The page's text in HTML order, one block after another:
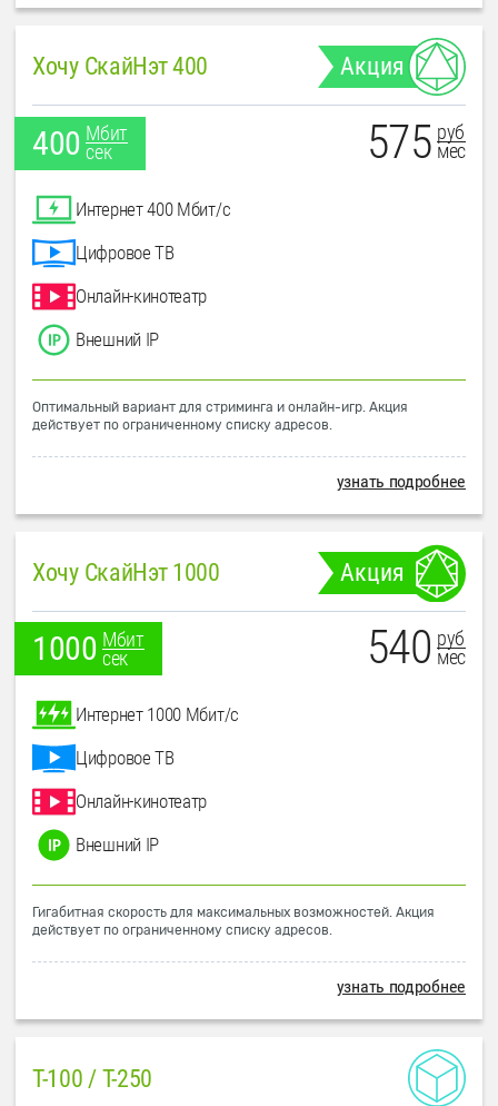
Хочу СкайНэт 400 Акция
400 Мбит
сек
575 руб
мес
Интернет 400 Мбит/с
Цифровое ТВ
Онлайн-кинотеатр
Внешний IP
Оптимальный вариант для стриминга и онлайн-игр. Акция
действует по ограниченному списку адресов.
узнать подробнее
Хочу СкайНэт 1000 Акция
1000 Мбит
сек
540 руб
мес
Интернет 1000 Мбит/с
Цифровое ТВ
Онлайн-кинотеатр
Внешний IP
Гигабитная скорость для максимальных возможностей. Акция
действует по ограниченному списку адресов.
узнать подробнее
T-100 / T-250